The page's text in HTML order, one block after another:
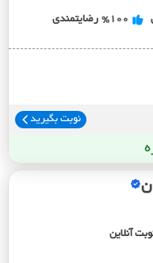
%100 رضایتمندی
نوبت بگیرید
آنلاین